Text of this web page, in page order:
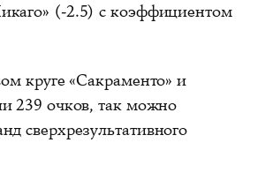
(-2.5) с коэффициентом
круге «Сакраменто» и
239 очков, так можно
сверхрезультативного